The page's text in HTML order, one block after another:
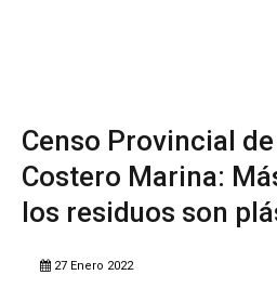
Censo Provincial
Costero Marina:
los residuos son
27 Enero 2022